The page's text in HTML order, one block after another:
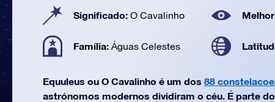
Significado: O Cavalinho
Família: Águas Celestes
Equuleus ou O Cavalinho é um dos 88
astrónomos modernos dividiram o céu. É parte